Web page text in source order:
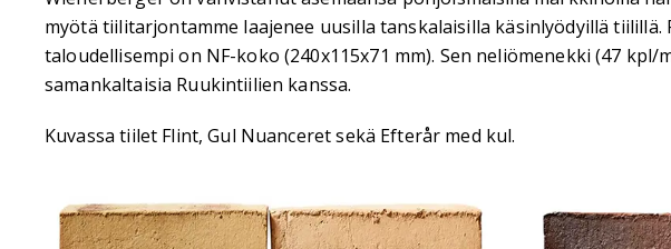
myötä tiilitarjontamme laajenee uusilla tanskalaisilla käsinlyödyillä
taloudellisempi on NF-koko (240x115x71 mm). Sen neliömenekki (47
samankaltaisia Ruukintiilien kanssa.
Kuvassa tiilet Flint, Gul Nuanceret sekä Efterår med kul.